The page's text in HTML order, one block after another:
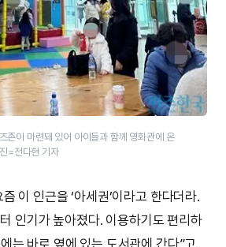
존이 마련돼 있어 아이들과 함께 영화관에 온
=전다현 기자
이 인근을 ‘아세권’이라고 한다더라.
인기가 높아졌다. 이용하기도 편리하
는 바로 옆에 있는 도서관에 간다”고